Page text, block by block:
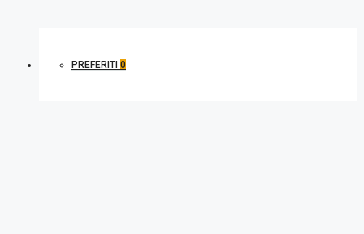
PREFERITI 0